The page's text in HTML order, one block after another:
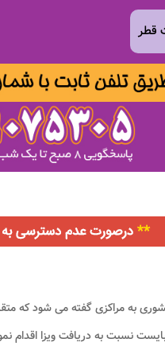
قطر
به مراکزی گفته می شود که
نسبت به دریافت ویزا اقدام